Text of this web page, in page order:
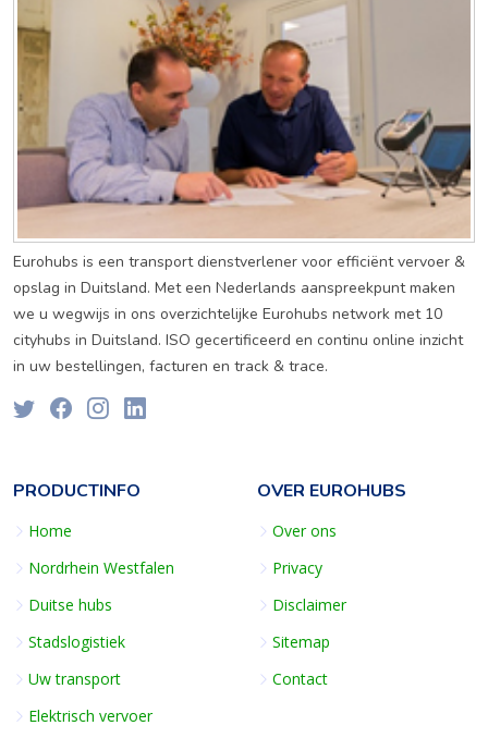
Eurohubs is een transport dienstverlener voor efficiënt vervoer &
opslag in Duitsland. Met een Nederlands aanspreekpunt maken
we u wegwijs in ons overzichtelijke Eurohubs network met 10
cityhubs in Duitsland. ISO gecertificeerd en continu online inzicht
in uw bestellingen, facturen en track & trace.
PRODUCTINFO
Home
Nordrhein Westfalen
Duitse hubs
Stadslogistiek
Uw transport
Elektrisch vervoer
OVER EUROHUBS
Over ons
Privacy
Disclaimer
Sitemap
Contact